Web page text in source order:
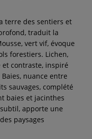
terre des sentiers et
traduit la
vert vif, évoque
forestiers. Lichen,
contraste, inspiré
nuance entre
sauvages, complété
baies et jacinthes
apporte une
paysages